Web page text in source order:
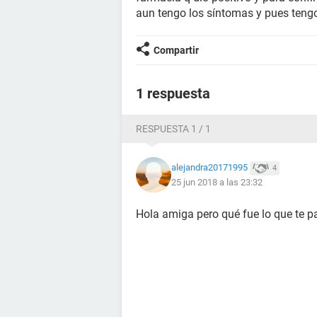
aun tengo los síntomas y pues
Compartir
1 respuesta
RESPUESTA 1 / 1
alejandra20171995 4
25 jun 2018 a las 23:32
Hola amiga pero qué fue lo que te